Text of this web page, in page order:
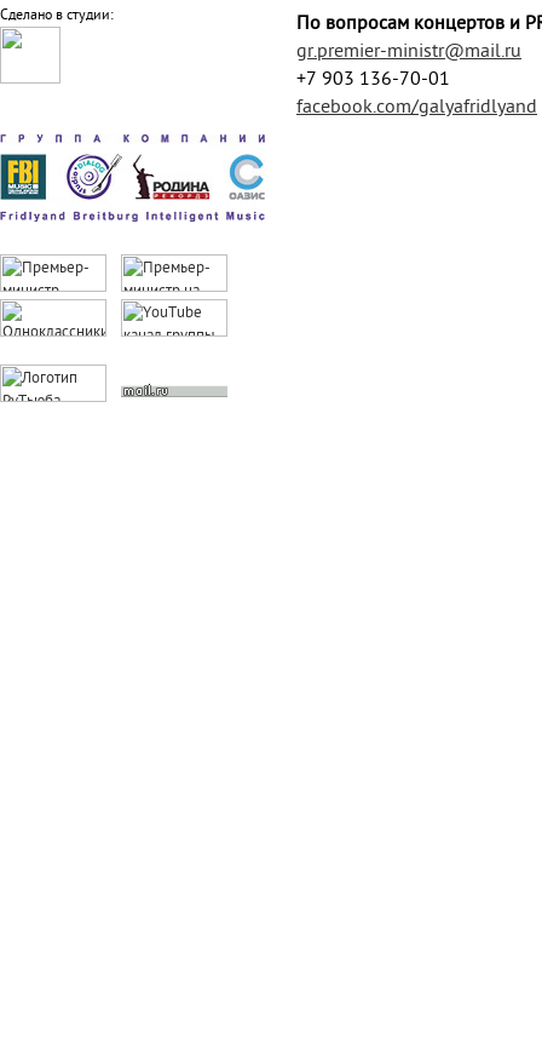
Сделано в студии:
По вопросам концертов и
gr.premier-ministr@mail.ru
+7 903 136-70-01
facebook.com/galyafridlyand